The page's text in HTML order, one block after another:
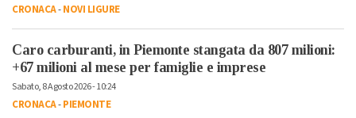
CRONACA-NOVI LIGURE
Caro carburanti, in Piemonte stangata da 807 milioni:
+67 milioni al mese per famiglie e imprese
Sabato, 8 Agosto 2026 - 10:24
CRONACA-PIEMONTE